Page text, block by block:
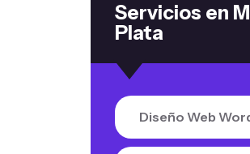
Servicios en
Plata
Diseño Web